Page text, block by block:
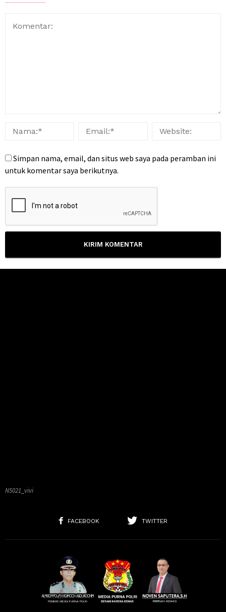
Simpan nama, email, dan situs web saya pada peramban ini
untuk komentar saya berikutnya.
N5021_vivi
FACEBOOK TWITTER